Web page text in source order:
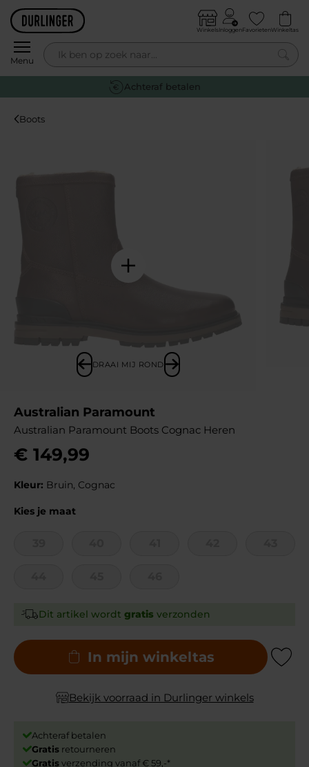
Skip to content
Menu
WinkelsInloggenFavorietenWinkeltas
0
Achteraf betalen
Boots
DRAAI MIJ ROND
Australian Paramount
Australian Paramount Boots Cognac Heren
€ 149,99
Kleur: Bruin, Cognac
Kies je maat
Dit artikel wordt gratis verzonden
In mijn winkeltas Add to
Bekijk voorraad in Durlinger winkels
Achteraf betalen
Gratis retourneren
Gratisverzending vanaf € 59,-*